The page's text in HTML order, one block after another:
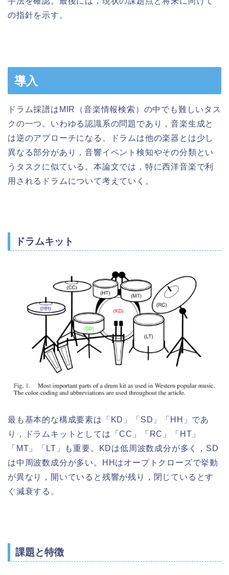
の指針を示す。
導入
ドラム採譜はMIR（音楽情報検索）の中でも難しいタス
クの一つ。いわゆる認識系の問題であり，音楽生成と
は逆のアプローチになる。ドラムは他の楽器とは少し
異なる部分があり，音響イベント検知やその分類とい
うタスクに似ている。本論文では，特に西洋音楽で利
用されるドラムについて考えていく。
ドラムキット
最も基本的な構成要素は「KD」「SD」「HH」であ
り，ドラムキットとしては「CC」「RC」「HT」
「MT」「LT」も重要。KDは低周波数成分が多く，SD
は中周波数成分が多い。HHはオープトクローズで挙動
が異なり，開いていると残響が残り，閉じているとす
ぐ減衰する。
課題と特徴